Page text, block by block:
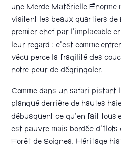
une Merde Matérielle Énorme
visitent les beaux quartiers de
premier chef par l’implacable
leur regard : c’est comme
vécu perce la fragilité des
notre peur de dégringoler.
Comme dans un safari
planqué derrière de hautes
débusquent ce qu’en fait tous
est pauvre mais bordée d’îlots
Forêt de Soignes. Héritage